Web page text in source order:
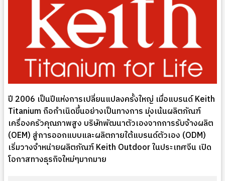
ปี 2006 เป็นปีแห่งการเปลี่ยนแปลงครั้งใหญ่ เมื่อแบรนด์ Keith
Titanium ถือกำเนิดขึ้นอย่างเป็นทางการ มุ่งเน้นผลิตภัณฑ์
เครื่องครัวคุณภาพสูง บริษัทพัฒนาตัวเองจากการรับจ้างผลิต
(OEM) สู่การออกแบบและผลิตภายใต้แบรนด์ตัวเอง (ODM)
เริ่มวางจำหน่ายผลิตภัณฑ์ Keith Outdoor ในประเทศจีน เปิด
โอกาสทางธุรกิจใหม่ๆมากมาย